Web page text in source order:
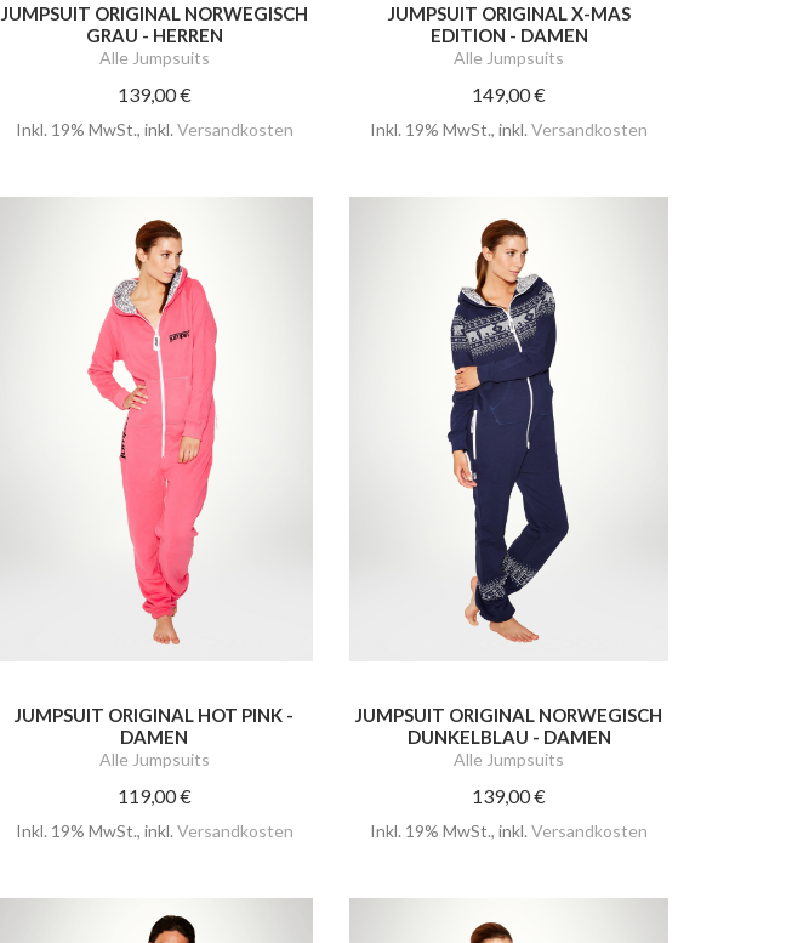
JUMPSUIT ORIGINAL NORWEGISCH
GRAU - HERREN
Alle Jumpsuits
139,00 €
Inkl. 19% MwSt., inkl. Versandkosten
JUMPSUIT ORIGINAL X-MAS
EDITION - DAMEN
Alle Jumpsuits
149,00 €
Inkl. 19% MwSt.,inkl.Versandkosten
JUMPSUIT ORIGINAL HOT PINK -
DAMEN
Alle Jumpsuits
119,00 €
Inkl. 19% MwSt., inkl. Versandkosten
JUMPSUIT ORIGINAL NORWEGISCH
DUNKELBLAU - DAMEN
Alle Jumpsuits
139,00 €
Inkl. 19% MwSt.,inkl.Versandkosten